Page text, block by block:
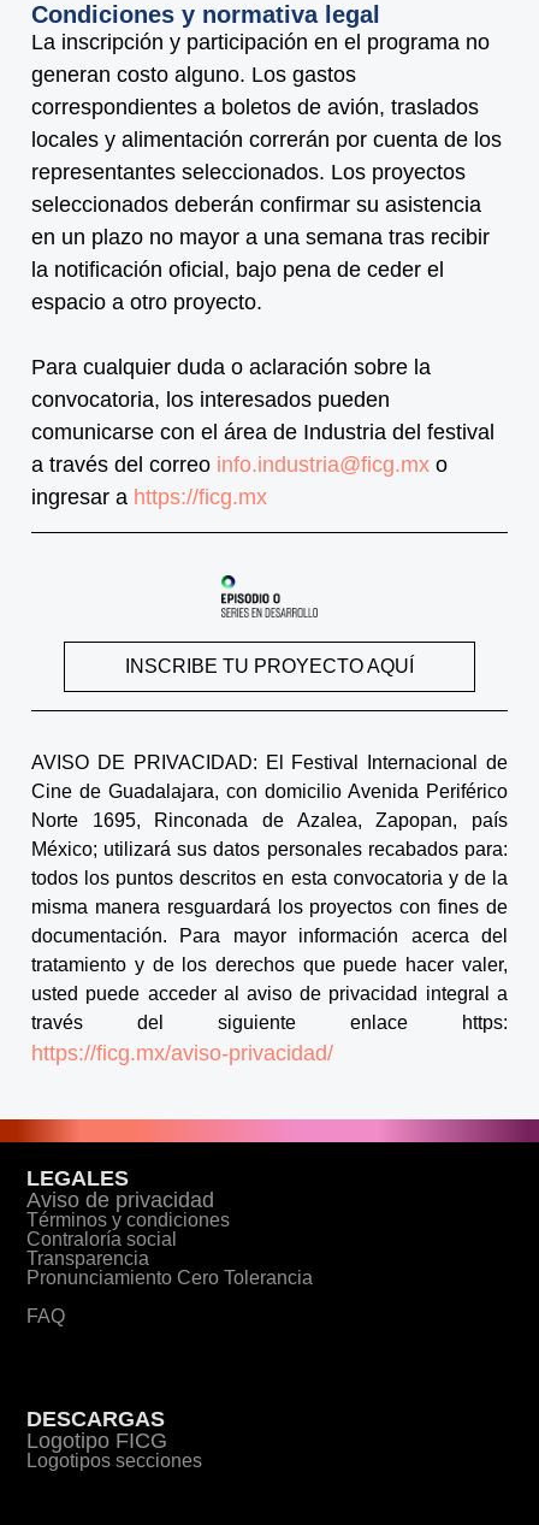
Condiciones y normativa legal
La inscripción y participación en el programa no
generan costo alguno. Los gastos
correspondientes a boletos de avión, traslados
locales y alimentación correrán por cuenta de los
representantes seleccionados. Los proyectos
seleccionados deberán confirmar su asistencia
en un plazo no mayor a una semana tras recibir
la notificación oficial, bajo pena de ceder el
espacio a otro proyecto.
Para cualquier duda o aclaración sobre la
convocatoria, los interesados pueden
comunicarse con el área de Industria del festival
a través del correo info.industria@ficg.mx o
ingresar a https://ficg.mx
INSCRIBE TU PROYECTO AQUÍ
AVISO DE PRIVACIDAD: El Festival Internacional de
Cine de Guadalajara, con domicilio Avenida Periférico
Norte 1695, Rinconada de Azalea, Zapopan, país
México; utilizará sus datos personales recabados para:
todos los puntos descritos en esta convocatoria y de la
misma manera resguardará los proyectos con fines de
documentación. Para mayor información acerca del
tratamiento y de los derechos que puede hacer valer,
usted puede acceder al aviso de privacidad integral a
través del siguiente enlace https:
https://ficg.mx/aviso-privacidad/
LEGALES
Aviso de privacidad
Términos y condiciones
Contraloría social
Transparencia
Pronunciamiento Cero Tolerancia
FAQ
DESCARGAS
Logotipo FICG
Logotipos secciones